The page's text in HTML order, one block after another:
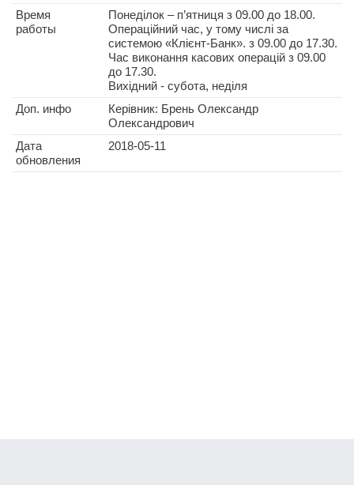
Время
работы
Понеділок – п’ятниця з 09.00 до 18.00.
Операційний час, у тому числі за
системою «Клієнт-Банк». з 09.00 до 17.30.
Час виконання касових операцій з 09.00
до 17.30.
Вихідний - cубота, неділя
Доп. инфо
Керівник: Брень Олександр
Олександрович
Дата
обновления
2018-05-11